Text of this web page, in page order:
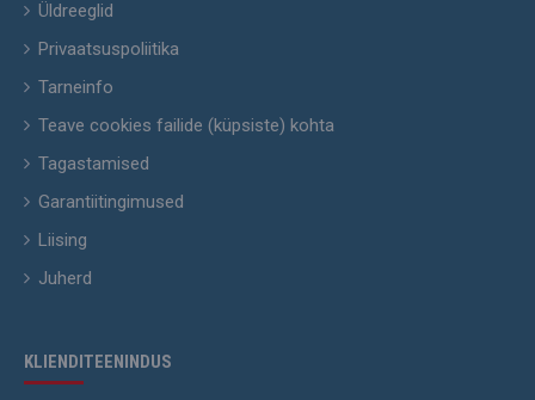
Üldreeglid
Privaatsuspoliitika
Tarneinfo
Teave cookies failide (küpsiste) kohta
Tagastamised
Garantiitingimused
Liising
Juherd
KLIENDITEENINDUS